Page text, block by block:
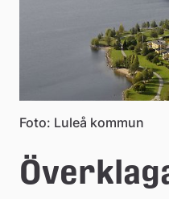
u
n
Foto: Luleå kommun